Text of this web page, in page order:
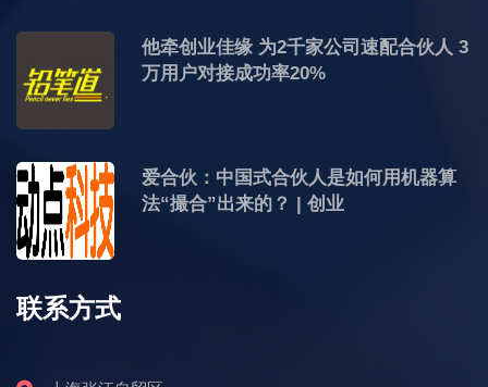
他牵创业佳缘 为2千家公司速配合伙人 3
万用户对接成功率20%
爱合伙：中国式合伙人是如何用机器算
法“撮合”出来的？ | 创业
联系方式